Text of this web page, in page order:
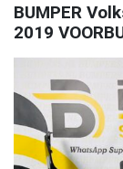
BUMPER
2019